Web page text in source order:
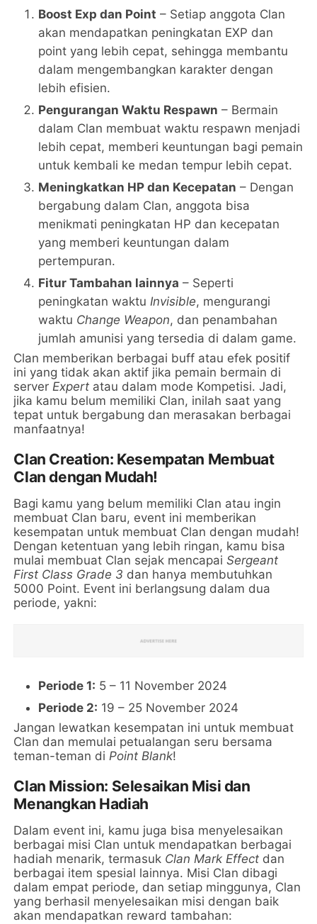
Boost Exp dan Point – Setiap anggota Clan
akan mendapatkan peningkatan EXP dan
point yang lebih cepat, sehingga membantu
dalam mengembangkan karakter dengan
lebih efisien.
Pengurangan Waktu Respawn – Bermain
dalam Clan membuat waktu respawn menjadi
lebih cepat, memberi keuntungan bagi pemain
untuk kembali ke medan tempur lebih cepat.
Meningkatkan HP dan Kecepatan – Dengan
bergabung dalam Clan, anggota bisa
menikmati peningkatan HP dan kecepatan
yang memberi keuntungan dalam
pertempuran.
Fitur Tambahan lainnya – Seperti
peningkatan waktu Invisible, mengurangi
waktu Change Weapon, dan penambahan
jumlah amunisi yang tersedia di dalam game.
Clan memberikan berbagai buff atau efek positif
ini yang tidak akan aktif jika pemain bermain di
server Expert atau dalam mode Kompetisi. Jadi,
jika kamu belum memiliki Clan, inilah saat yang
tepat untuk bergabung dan merasakan berbagai
manfaatnya!
Clan Creation: Kesempatan Membuat
Clan dengan Mudah!
Bagi kamu yang belum memiliki Clan atau ingin
membuat Clan baru, event ini memberikan
kesempatan untuk membuat Clan dengan mudah!
Dengan ketentuan yang lebih ringan, kamu bisa
mulai membuat Clan sejak mencapaiSergeant
First Class Grade 3 dan hanya membutuhkan
5000 Point. Event ini berlangsung dalam dua
periode, yakni:
Periode 1: 5 – 11 November 2024
Periode 2: 19 – 25 November 2024
Jangan lewatkan kesempatan ini untuk membuat
Clan dan memulai petualangan seru bersama
teman-teman diPoint Blank!
Clan Mission: Selesaikan Misi dan
Menangkan Hadiah
Dalam event ini, kamu juga bisa menyelesaikan
berbagai misi Clan untuk mendapatkan berbagai
hadiah menarik, termasuk Clan Mark Effect dan
berbagai item spesial lainnya. Misi Clan dibagi
dalam empat periode, dan setiap minggunya, Clan
yang berhasil menyelesaikan misi dengan baik
akan mendapatkan reward tambahan: